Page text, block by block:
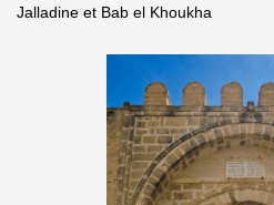
Jalladine et Bab el Khoukha